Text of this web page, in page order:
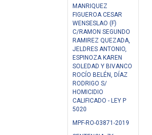
MANRIQUEZ
FIGUEROA CESAR
WENSESLAO (F)
C/RAMON SEGUNDO
RAMIREZ QUEZADA,
JELDRES ANTONIO,
ESPINOZA KAREN
SOLEDAD Y BIVANCO
ROCÍO BELÉN, DÍAZ
RODRIGO S/
HOMICIDIO
CALIFICADO - LEY P
5020
MPF-RO-03871-2019